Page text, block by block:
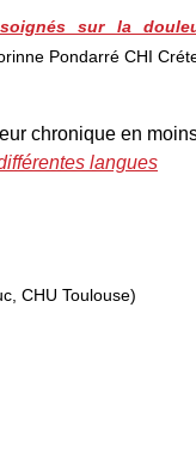
sur la
Pondarré CHI
chronique en
langues
CHU Toulouse)